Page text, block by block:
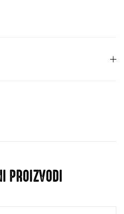
PROIZVODI